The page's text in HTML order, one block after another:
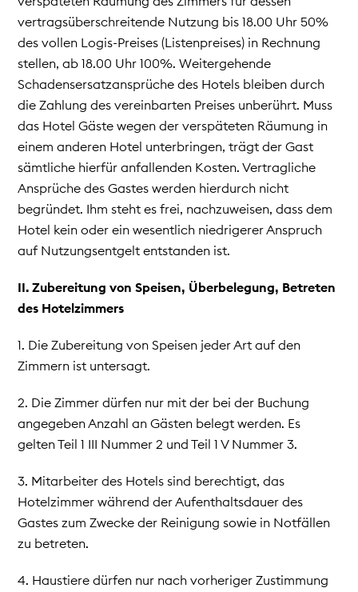
vertragsüberschreitende Nutzung bis 18.00 Uhr 50%
des vollen Logis-Preises (Listenpreises) in Rechnung
stellen, ab 18.00 Uhr 100%. Weitergehende
Schadensersatzansprüche des Hotels bleiben durch
die Zahlung des vereinbarten Preises unberührt. Muss
das Hotel Gäste wegen der verspäteten Räumung in
einem anderen Hotel unterbringen, trägt der Gast
sämtliche hierfür anfallenden Kosten. Vertragliche
Ansprüche des Gastes werden hierdurch nicht
begründet. Ihm steht es frei, nachzuweisen, dass dem
Hotel kein oder ein wesentlich niedrigerer Anspruch
auf Nutzungsentgelt entstanden ist.
II. Zubereitung von Speisen, Überbelegung, Betreten
des Hotelzimmers
1. Die Zubereitung von Speisen jeder Art auf den
Zimmern ist untersagt.
2. Die Zimmer dürfen nur mit der bei der Buchung
angegeben Anzahl an Gästen belegt werden. Es
gelten Teil 1 III Nummer 2 und Teil 1 V Nummer 3.
3. Mitarbeiter des Hotels sind berechtigt, das
Hotelzimmer während der Aufenthaltsdauer des
Gastes zum Zwecke der Reinigung sowie in Notfällen
zu betreten.
4. Haustiere dürfen nur nach vorheriger Zustimmung